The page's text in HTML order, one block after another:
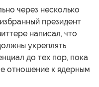
через несколько
президент
написал, что
укреплять
до тех пор, пока
отношение к ядерным